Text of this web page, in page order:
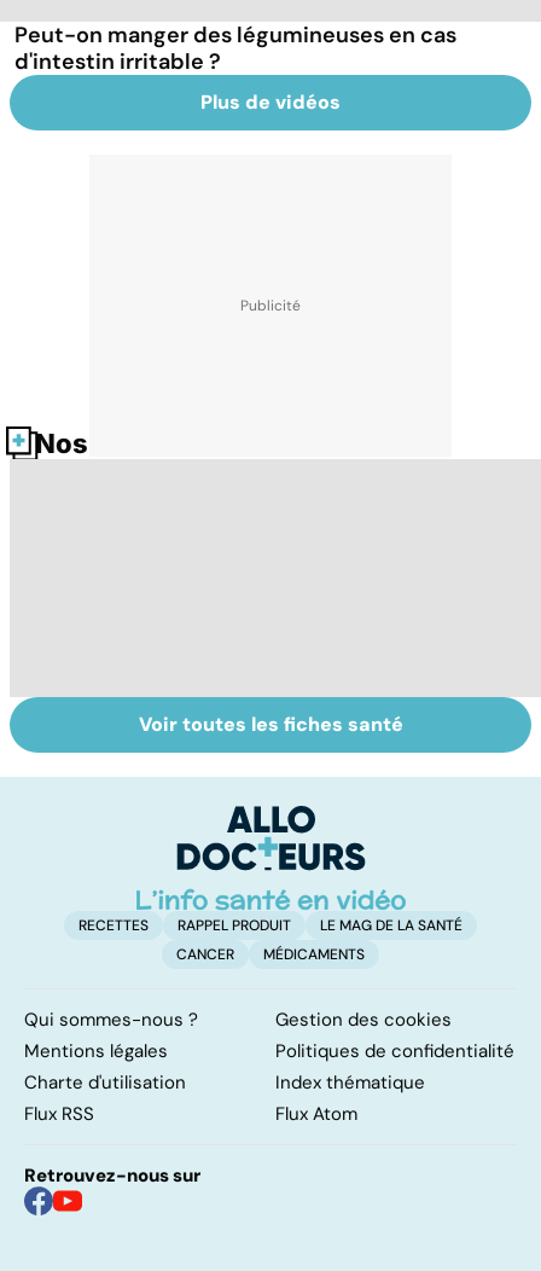
Peut-on manger des légumineuses en cas
d'intestin irritable ?
Plus de vidéos
Nos fiches santé
Tout savoir sur
les infections
Inflammation des
amygdales : que
d'angine ?
Voir toutes les fiches santé
RECETTES RAPPEL PRODUIT
LE MAG DE LA SANTÉ
CANCER
MÉDICAMENTS
Qui sommes-nous ?
Gestion des cookies
Mentions légales
Politiques de confidentialité
Charte d'utilisation
Index thématique
Flux RSS
Flux Atom
Retrouvez-nous sur